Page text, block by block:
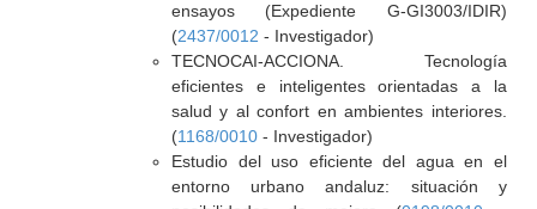
ensayos (Expediente G-GI3003/IDIR)
(2437/0012 - Investigador)
TECNOCAI-ACCIONA. Tecnología
eficientes e inteligentes orientadas a la
salud y al confort en ambientes interiores.
(1168/0010- Investigador)
Estudio del uso eficiente del agua en el
entorno urbano andaluz: situación y